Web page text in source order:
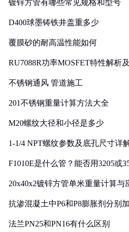
镀锌方管有哪些常见规格和型号
D400球墨铸铁井盖重多少
覆膜砂的耐高温性能如何
RU7088R功率MOSFET特性解析
不锈钢通风 管道施工
201不锈钢重量计算方法大全
M20螺纹大径和小径是多少
1-1/4 NPT螺纹参数及底孔尺寸详
F1010E是什么管？能否用3205或
20x40x2镀锌方管单米重量计算与
抗渗混凝土中P6和P8膨胀剂分别
法兰PN25和PN16有什么区别